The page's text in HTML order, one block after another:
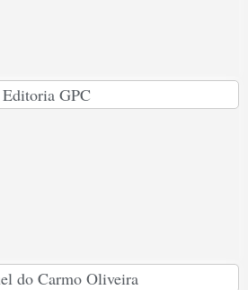
Editoria GPC
do Carmo Oliveira